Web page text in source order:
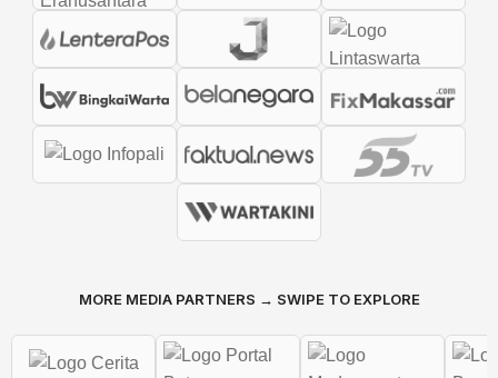
MORE MEDIA PARTNERS → SWIPE TO EXPLORE